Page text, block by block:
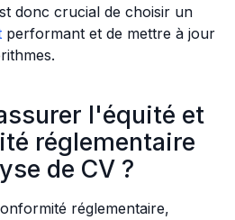
donc crucial de choisir un
performant et de mettre à jour
l'équité et
réglementaire
de CV ?
réglementaire,